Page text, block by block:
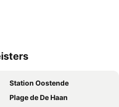
Station Oostende
Plage de De Haan